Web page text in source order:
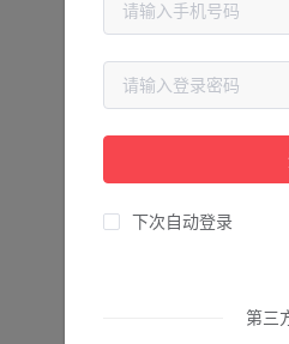
下次自动登录
第三